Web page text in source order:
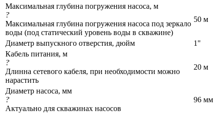
Максимальная глубина погружения насоса, м
?
Максимальная глубина погружения насоса под зеркало
воды (под статический уровень воды в скважине)
50 м
Диаметр выпускного отверстия, дюйм
1"
Кабель питания, м
?
Длинна сетевого кабеля, при необходимости можно
нарастить
20 м
Диаметр насоса, мм
?
Актуально для скважинах насосов
96 мм